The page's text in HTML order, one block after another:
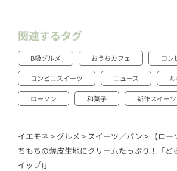
関連するタグ
B級グルメ おうちカフェ コン
コンビニスイーツ ニュース
ローソン 和菓子 新作スイーツ
イエモネ > グルメ > スイーツ／パン > 【ロ
ちもちの薄皮生地にクリームたっぷり！「ど
イップ)」